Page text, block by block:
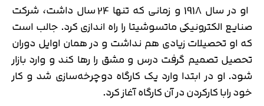
او در سال 1918 و زمانی که تنها 24 سال داشت، شرکت
صنایع الکترونیکی ماتسوشیتا را راه اندازی کرد. جالب است
که او تحصیلات زیادی هم نداشت و در همان اوایل دوران
تحصیل تصمیم گرفت درس و مشق را رها کند و وارد بازار
شود. او در ابتدا وارد یک کارگاه دوچرخه‌سازی شد و کار
خود رابا کارکردن در آن کارگاه آغاز کرد.